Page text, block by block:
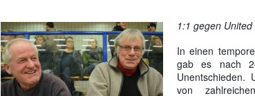
1:1 gegen
In einen
gab es nach
Unentschieden.
von